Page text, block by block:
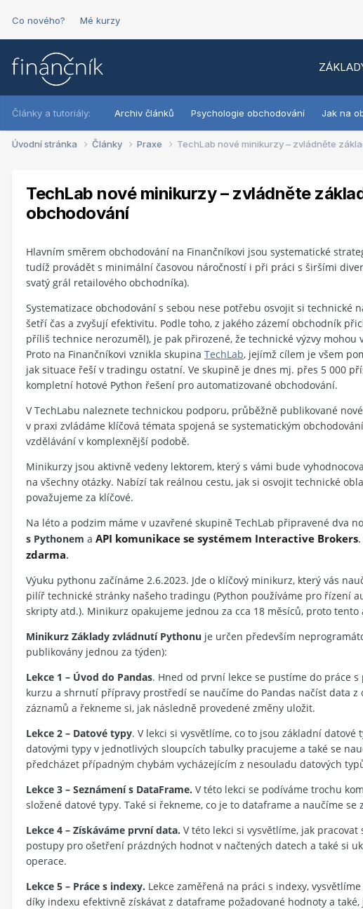
Co nového? Mé kurzy
Články a tutoriály: Archiv článků Psychologie obchodování Jak na
Úvodní stránka Články Praxe TechLab nové minikurzy – zvládněte
TechLab nové minikurzy – zvládněte
obchodování
Hlavním směrem obchodování na Finančníkovi jsou systematické
tudíž provádět s minimální časovou náročností i při práci s širšími
svatý grál retailového obchodníka).
Systematizace obchodování s sebou nese potřebu osvojit si technické
šetří čas a zvyšují efektivitu. Podle toho, z jakého zázemí obchodník
příliš technice nerozuměl), je pak přirozené, že technické výzvy
Proto na Finančníkovi vznikla skupina TechLab, jejímž cílem je všem
jak situace řeší v tradingu ostatní. Ve skupině je dnes mj. přes 5 000
kompletní hotové Python řešení pro automatizované obchodování.
V TechLabu naleznete technickou podporu, průběžně publikované
v praxi zvládáme klíčová témata spojená se systematickým
vzdělávání v komplexnější podobě.
Minikurzy jsou aktivně vedeny lektorem, který s vámi bude
na všechny otázky. Nabízí tak reálnou cestu, jak si osvojit technické
považujeme za klíčové.
Na léto a podzim máme v uzavřené skupině TechLab připravené dva
s Pythonem a API komunikace se systémem Interactive Brokers.
zdarma.
Výuku pythonu začínáme 2.6.2023. Jde o klíčový minikurz, který vás
pilíř technické stránky našeho tradingu (Python používáme pro řízení
skripty atd.). Minikurz opakujeme jednou za cca 18 měsíců, proto
Minikurz Základy zvládnutí Pythonu je určen především
publikovány jednou za týden):
Lekce 1 – Úvod do Pandas. Hned od první lekce se pustíme do práce
kurzu a shrnutí přípravy prostředí se naučíme do Pandas načíst data
záznamů a řekneme si, jak následně provedené změny uložit.
Lekce 2 – Datové typy. V lekci si vysvětlíme, co to jsou základní
datovými typy v jednotlivých sloupcích tabulky pracujeme a také se
předcházet případným chybám vycházejícím z nesouladu datových
Lekce 3 – Seznámení s DataFrame. V této lekci se podíváme trochu
složené datové typy. Také si řekneme, co je to dataframe a naučíme
Lekce 4 – Získáváme první data. V této lekci si vysvětlíme, jak
postupy pro ošetření prázdných hodnot v načtených datech a také si
operace.
Lekce 5 – Práce s indexy. Lekce zaměřená na práci s indexy,
díky indexu efektivně získávat z dataframe požadované hodnoty a